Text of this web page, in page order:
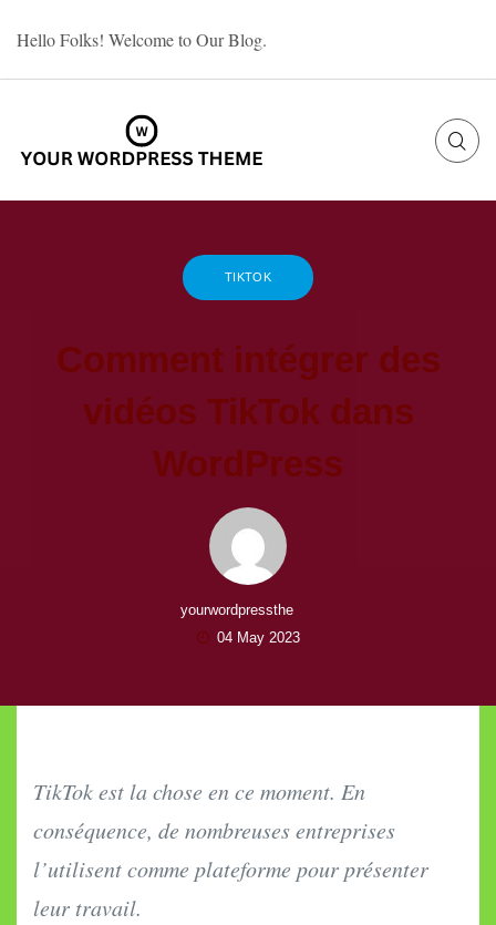
Hello Folks! Welcome to Our Blog.
TIKTOK
Comment intégrer des
vidéos TikTok dans
WordPress
yourwordpressthe
04 May 2023
TikTok est la chose en ce moment. En
conséquence, de nombreuses entreprises
l’utilisent comme plateforme pour présenter
leur travail.